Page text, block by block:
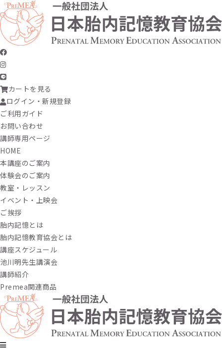
カートを見る
ログイン・新規登録
ご利用ガイド
お問い合わせ
講師専用ページ
HOME
本講座のご案内
体験会のご案内
教室・レッスン
イベント・上映会
ご挨拶
胎内記憶とは
胎内記憶教育協会とは
講座スケジュール
池川明先生講演会
講師紹介
Premea関連商品